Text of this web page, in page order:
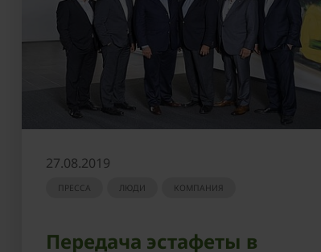
27.08.2019
ПРЕССА ЛЮДИ КОМПАНИЯ
Передача эстафеты в